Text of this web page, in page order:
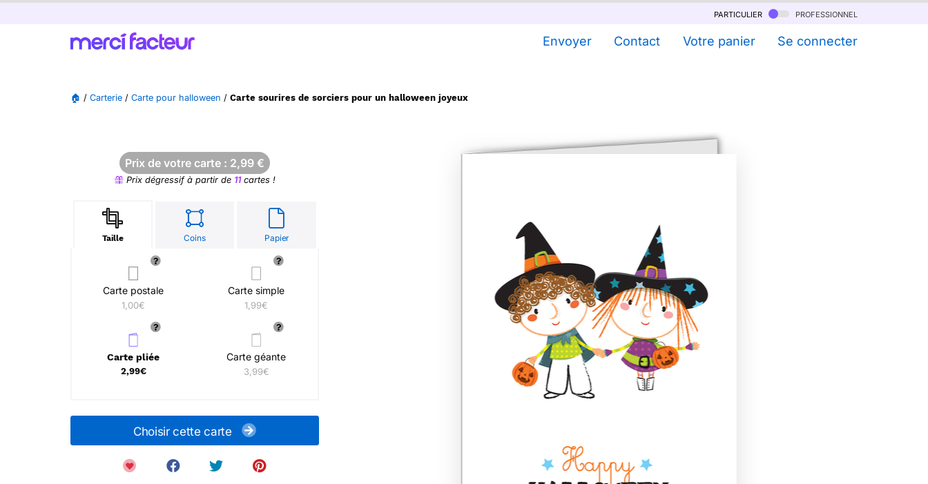
particulier professionnel
Envoyer Contact Votre panier Se connecter
🏠 / Carterie / Carte pour halloween / Carte sourires de sorciers pour un halloween joyeux
Prix de votre carte : 2,99 €
Prix dégressif à partir de 11cartes !
Taille Coins Papier
Carte postale
1,00€
Carte simple
1,99€
Carte pliée
2,99€
Carte géante
3,99€
Choisir cette carte